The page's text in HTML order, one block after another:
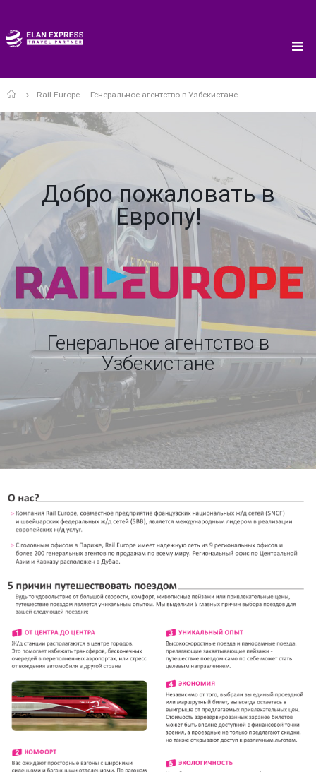
Home
Rail Europe — Генеральное агентство в Узбекистане
Добро пожаловать в
Европу!
Генеральное агентство в
Узбекистане